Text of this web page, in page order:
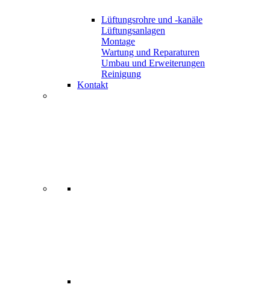
Lüftungsrohre und -kanäle
Lüftungsanlagen
Montage
Wartung und Reparaturen
Umbau und Erweiterungen
Reinigung
Kontakt